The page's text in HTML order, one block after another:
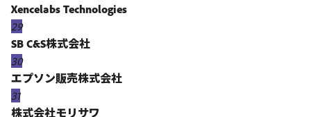
Xencelabs Technologies
29
SB C&S株式会社
30
エプソン販売株式会社
31
株式会社モリサワ